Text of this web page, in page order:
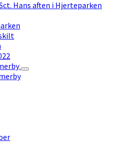
Hans aften i Hjerteparken